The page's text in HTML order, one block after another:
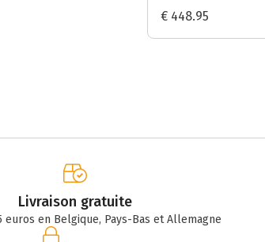
€ 448.95
Livraison gratuite
euros en Belgique, Pays-Bas et Allemagne